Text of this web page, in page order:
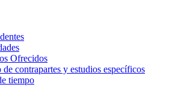
Ofrecidos
de contrapartes y estudios específicos
tiempo